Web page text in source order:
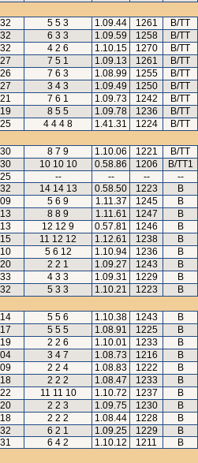
5 5 3 1.09.44 1261
B/TT
6 3 3 1.09.59 1258
B/TT
4 2 6 1.10.15 1270
B/TT
7 5 1 1.09.13 1261
B/TT
7 6 3 1.08.99 1255
B/TT
3 4 3 1.09.49 1250
B/TT
7 6 1 1.09.73 1242
B/TT
8 5 5 1.09.78 1236
B/TT
4 4 4 8 1.41.31 1224
B/TT
8 7 9 1.10.06 1221
B/TT
10 10 10 0.58.86 1206
B/TT1
-- -- -- --
14 14 13 0.58.50 1223
B
5 6 9 1.11.37 1245
B
8 8 9 1.11.61 1247
B
12 12 9 0.57.81 1246
B
11 12 12 1.12.61 1238
B
5 6 12 1.10.94 1236
B
2 2 1 1.09.27 1243
B
4 3 3 1.09.31 1229
B
5 3 3 1.10.21 1223
B
5 5 6 1.10.38 1243
B
5 5 5 1.08.91 1225
B
2 2 6 1.10.01 1233
B
3 4 7 1.08.73 1216
B
2 2 4 1.08.83 1222
B
2 2 2 1.08.47 1233
B
11 11 10 1.10.72 1237
B
2 2 3 1.09.75 1230
B
2 2 2 1.08.44 1228
B
6 2 1 1.09.25 1229
B
6 4 2 1.10.12 1211
B